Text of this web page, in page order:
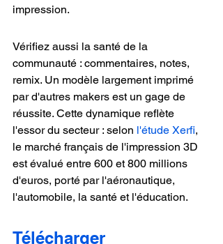
impression.
Vérifiez aussi la santé de la
communauté : commentaires, notes,
remix. Un modèle largement imprimé
par d'autres makers est un gage de
réussite. Cette dynamique reflète
l'essor du secteur : selon l'étude Xerfi,
le marché français de l'impression 3D
est évalué entre 600 et 800 millions
d'euros, porté par l'aéronautique,
l'automobile, la santé et l'éducation.
Télécharger